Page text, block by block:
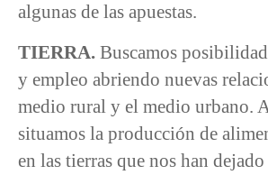
algunas de las apuestas.
TIERRA. Buscamos
y empleo abriendo nuevas
medio rural y el medio urbano.
situamos la producción de
en las tierras que nos han